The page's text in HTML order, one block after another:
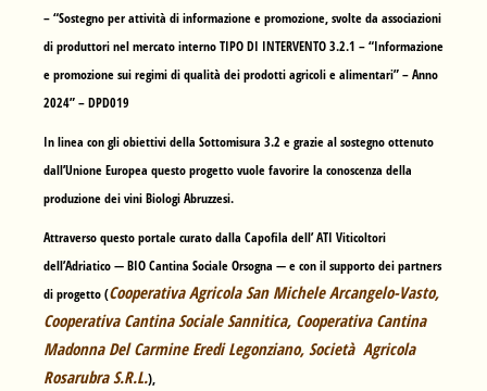
– “Sostegno per attività di informazione e promozione, svolte da associazioni
di produttori nel mercato interno TIPO DI INTERVENTO 3.2.1 – “Informazione
e promozione sui regimi di qualità dei prodotti agricoli e alimentari” – Anno
2024” – DPD019
In linea con gli obiettivi della Sottomisura 3.2 e grazie al sostegno ottenuto
dall’Unione Europea questo progetto vuole favorire la conoscenza della
produzione dei vini Biologi Abruzzesi.
Attraverso questo portale curato dalla Capofila dell’ ATI Viticoltori
dell’Adriatico —BIO Cantina Sociale Orsogna — e con il supporto dei partners
di progetto (Cooperativa Agricola San Michele Arcangelo-Vasto,
Cooperativa Cantina Sociale Sannitica, Cooperativa Cantina
Madonna Del Carmine Eredi Legonziano, Società Agricola
Rosarubra S.R.L.),